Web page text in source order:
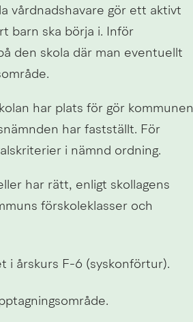
vårdnadshavare gör ett aktivt
barn ska börja i. Inför
den skola där man eventuellt
har plats för gör kommunen
har fastställt. För
i nämnd ordning.
har rätt, enligt skollagens
förskoleklasser och
i årskurs F-6 (syskonförtur).